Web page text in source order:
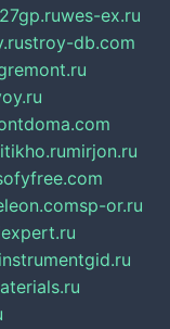
wes-ex.ru
stroy-db.com
mirjon.ru
sp-or.ru
instrumentgid.ru